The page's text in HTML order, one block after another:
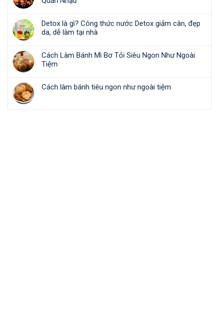
Detox là gì? Công thức nước Detox giảm cân, đẹp
da, dễ làm tại nhà
Cách Làm Bánh Mì Bơ Tỏi Siêu Ngon Như Ngoài
Tiệm
Cách làm bánh tiêu ngon như ngoài tiệm